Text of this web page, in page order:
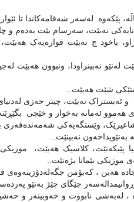
پێکەوە لەسەر شەقامەکاندا تا
نەبێت، سەرسام بێت بەدەم و
یاخود چ نەبێت فوارەیەک هەبێت،
لەنێو نەبینراودا، ونبوون هەبێت
شێت هەبێت..
نەبێت، چیتر حەزی لەدنیای
هەموو ئەمانە بەخوار و خێچی
وێستگەیەکی شەمەندەفەری
نەبینێت..
پێبکەنێت، کلاسیک هەبێت،
بێمانا بژەنێت..
هەبن ، کەبۆمن جگەلەدۆزینەوەی
جێگای چێژ بەنێو
، لەبەشی نابووت و خەوبینەر و